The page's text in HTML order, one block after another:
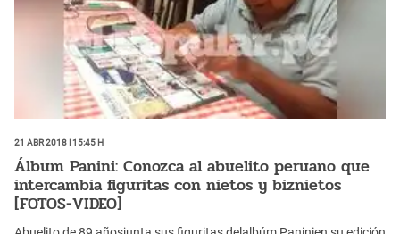
21 Abr 2018 | 15:45 h
Álbum Panini: Conozca al abuelito peruano que
intercambia figuritas con nietos y biznietos
[FOTOS-VIDEO]